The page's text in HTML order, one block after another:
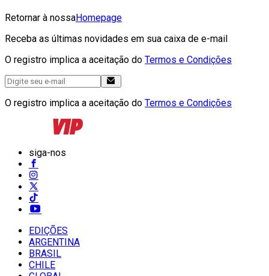
Retornar à nossaHomepage
Receba as últimas novidades em sua caixa de e-mail
O registro implica a aceitação do Termos e Condições
O registro implica a aceitação do Termos e Condições
siga-nos
EDIÇÕES
ARGENTINA
BRASIL
CHILE